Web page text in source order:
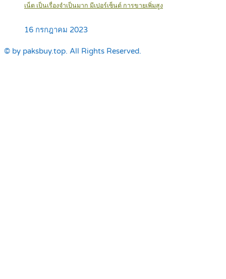
เน็ต เป็นเรื่องจำเป็นมาก มีเปอร์เซ็นต์ การขายเพิ่มสูง
16 กรกฎาคม 2023
© by paksbuy.top. All Rights Reserved.